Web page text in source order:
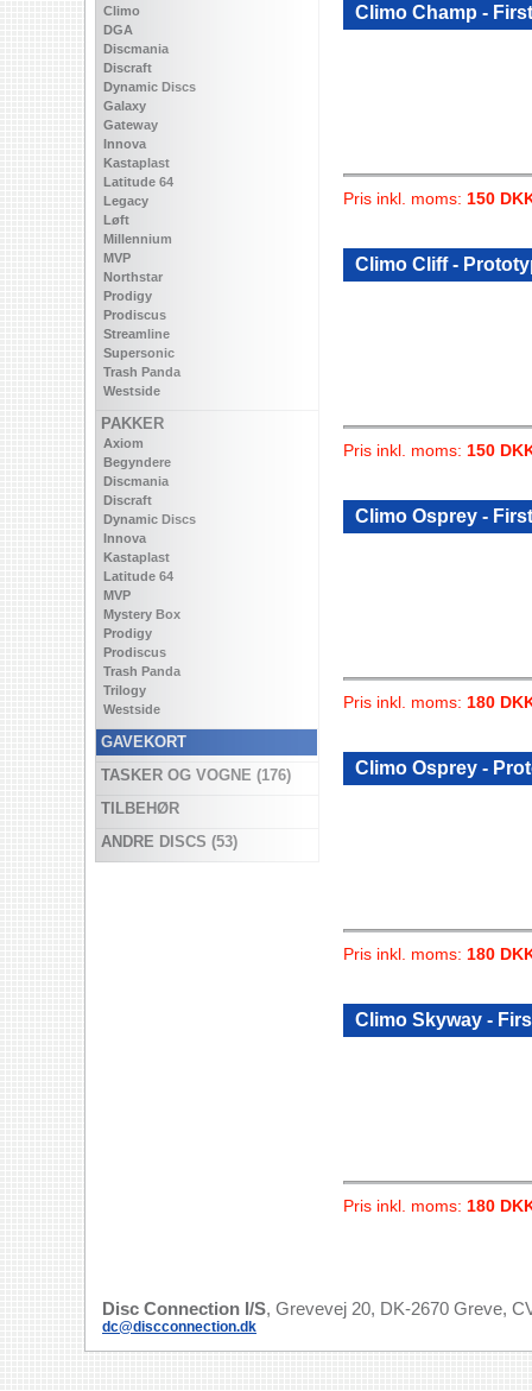
Climo
DGA
Discmania
Discraft
Dynamic Discs
Galaxy
Gateway
Innova
Kastaplast
Latitude 64
Legacy
Løft
Millennium
MVP
Northstar
Prodigy
Prodiscus
Streamline
Supersonic
Trash Panda
Westside
PAKKER
Axiom
Begyndere
Discmania
Discraft
Dynamic Discs
Innova
Kastaplast
Latitude 64
MVP
Mystery Box
Prodigy
Prodiscus
Trash Panda
Trilogy
Westside
GAVEKORT
TASKER OG VOGNE (176)
TILBEHØR
ANDRE DISCS (53)
Climo Champ -
Pris inkl. moms: 150
Climo Cliff -
Pris inkl. moms: 150
Climo Osprey -
Pris inkl. moms: 180
Climo Osprey -
Pris inkl. moms: 180
Climo Skyway -
Pris inkl. moms: 180
Disc Connection I/S, Grevevej 20, DK-2670 Greve,
dc@discconnection.dk